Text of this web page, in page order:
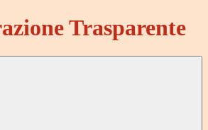
Trasparente